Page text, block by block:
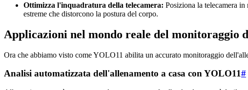
Ottimizza l'inquadratura della telecamera: Posiziona la telecamera
estreme che distorcono la postura del corpo.
Applicazioni nel mondo reale del monitoraggio
Ora che abbiamo visto come YOLO11 abilita un accurato monitoraggio
Analisi automatizzata dell'allenamento a casa con YOLO11#